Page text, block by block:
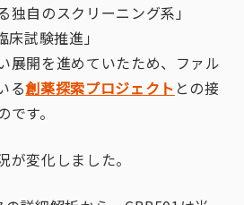
独自のスクリーニング系」
床試験推進」
展開を進めていたため、ファル
る創薬探索プロジェクト との接
す。
が変化しました。